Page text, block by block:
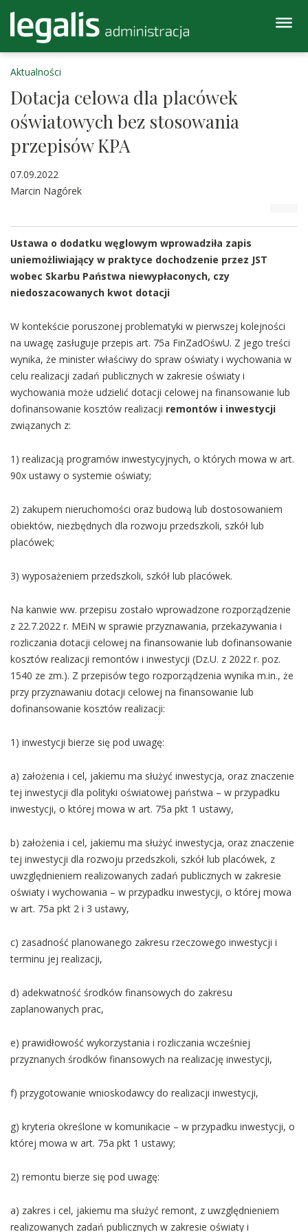
Aktualności
Dotacja celowa dla placówek
oświatowych bez stosowania
przepisów KPA
07.09.2022
Marcin Nagórek
Ustawa o dodatku węglowym wprowadziła zapis
uniemożliwiający w praktyce dochodzenie przez JST
wobec Skarbu Państwa niewypłaconych, czy
niedoszacowanych kwot dotacji
W kontekście poruszonej problematyki w pierwszej kolejności
na uwagę zasługuje przepis art. 75a FinZadOśwU. Z jego treści
wynika, że minister właściwy do spraw oświaty i wychowania w
celu realizacji zadań publicznych w zakresie oświaty i
wychowania może udzielić dotacji celowej na finansowanie lub
dofinansowanie kosztów realizacji remontów i inwestycji
związanych z:
1) realizacją programów inwestycyjnych, o których mowa w art.
90x ustawy o systemie oświaty;
2) zakupem nieruchomości oraz budową lub dostosowaniem
obiektów, niezbędnych dla rozwoju przedszkoli, szkół lub
placówek;
3) wyposażeniem przedszkoli, szkół lub placówek.
Na kanwie ww. przepisu zostało wprowadzone rozporządzenie
z 22.7.2022 r. MEiN w sprawie przyznawania, przekazywania i
rozliczania dotacji celowej na finansowanie lub dofinansowanie
kosztów realizacji remontów i inwestycji (Dz.U. z 2022 r. poz.
1540 ze zm.). Z przepisów tego rozporządzenia wynika m.in., że
przy przyznawaniu dotacji celowej na finansowanie lub
dofinansowanie kosztów realizacji:
1) inwestycji bierze się pod uwagę:
a) założenia i cel, jakiemu ma służyć inwestycja, oraz znaczenie
tej inwestycji dla polityki oświatowej państwa – w przypadku
inwestycji, o której mowa w art. 75a pkt 1 ustawy,
b) założenia i cel, jakiemu ma służyć inwestycja, oraz znaczenie
tej inwestycji dla rozwoju przedszkoli, szkół lub placówek, z
uwzględnieniem realizowanych zadań publicznych w zakresie
oświaty i wychowania – w przypadku inwestycji, o której mowa
w art. 75a pkt 2 i 3 ustawy,
c) zasadność planowanego zakresu rzeczowego inwestycji i
terminu jej realizacji,
d) adekwatność środków finansowych do zakresu
zaplanowanych prac,
e) prawidłowość wykorzystania i rozliczania wcześniej
przyznanych środków finansowych na realizację inwestycji,
f) przygotowanie wnioskodawcy do realizacji inwestycji,
g) kryteria określone w komunikacie – w przypadku inwestycji, o
której mowa w art. 75a pkt 1 ustawy;
2) remontu bierze się pod uwagę:
a) zakres i cel, jakiemu ma służyć remont, z uwzględnieniem
realizowanych zadań publicznych w zakresie oświaty i